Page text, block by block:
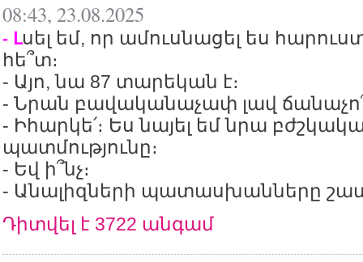
08:43, 23.08.2025
- Լսել եմ, որ ամուսնացել ես
հե՞տ։
- Այո, նա 87 տարեկան է։
- Նրան բավականաչափ լավ
- Իհարկե՛։ Ես նայել եմ նրա
պատմությունը։
- Եվ ի՞նչ։
- Անալիզների պատասխանները
Դիտվել է 3722 անգամ